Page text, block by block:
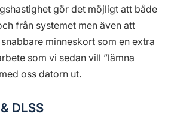
gör det möjligt att både
från systemet men även att
minneskort som en extra
som vi sedan vill ”lämna
oss datorn ut.
DLSS